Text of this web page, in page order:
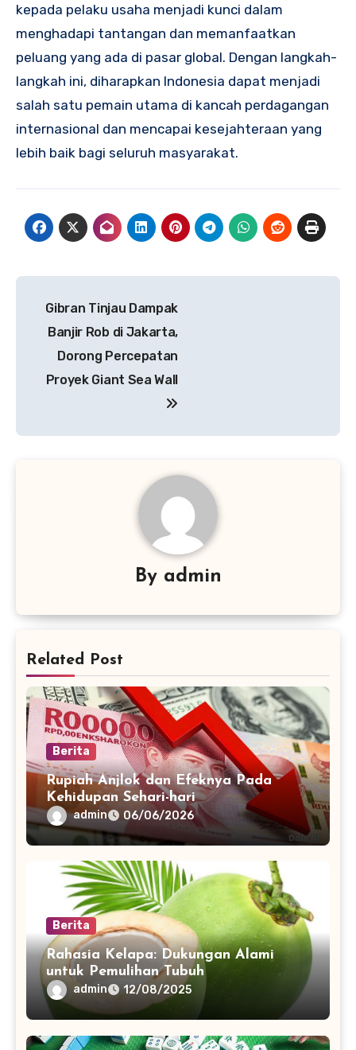
kepada pelaku usaha menjadi kunci dalam
menghadapi tantangan dan memanfaatkan
peluang yang ada di pasar global. Dengan langkah-
langkah ini, diharapkan Indonesia dapat menjadi
salah satu pemain utama di kancah perdagangan
internasional dan mencapai kesejahteraan yang
lebih baik bagi seluruh masyarakat.
pos
Gibran Tinjau Dampak
Banjir Rob di Jakarta,
Dorong Percepatan
Proyek Giant Sea Wall
By admin
Related Post
Berita
Rupiah Anjlok dan Efeknya Pada
Kehidupan Sehari-hari
admin 06/06/2026
Berita
Rahasia Kelapa: Dukungan Alami
untuk Pemulihan Tubuh
admin 12/08/2025